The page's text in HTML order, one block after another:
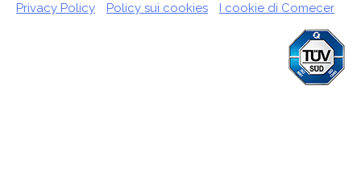
Privacy Policy
Policy sui cookies I cookie di Comecer